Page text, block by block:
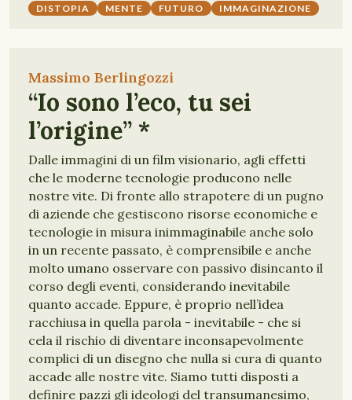
DISTOPIA MENTE FUTURO IMMAGINAZIONE
Massimo Berlingozzi
“Io sono l’eco, tu sei
l’origine” *
Dalle immagini di un film visionario, agli effetti
che le moderne tecnologie producono nelle
nostre vite. Di fronte allo strapotere di un pugno
di aziende che gestiscono risorse economiche e
tecnologie in misura inimmaginabile anche solo
in un recente passato, è comprensibile e anche
molto umano osservare con passivo disincanto il
corso degli eventi, considerando inevitabile
quanto accade. Eppure, è proprio nell’idea
racchiusa in quella parola - inevitabile - che si
cela il rischio di diventare inconsapevolmente
complici di un disegno che nulla si cura di quanto
accade alle nostre vite. Siamo tutti disposti a
definire pazzi gli ideologi del transumanesimo,